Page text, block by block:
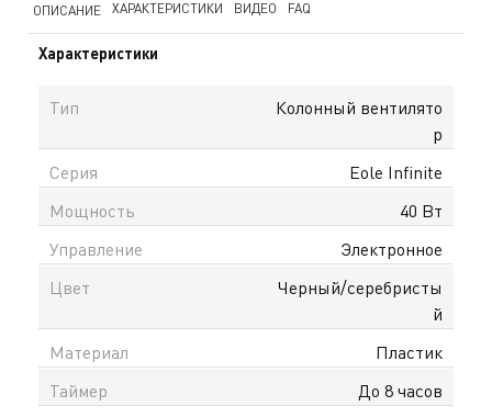
ОПИСАНИЕ ХАРАКТЕРИСТИКИ ВИДЕО FAQ
Характеристики
Тип
Колонный вентилято
р
Серия
Eole Infinite
Мощность
40 Вт
Управление
Электронное
Цвет
Черный/серебристы
й
Материал
Пластик
Таймер
До 8 часов